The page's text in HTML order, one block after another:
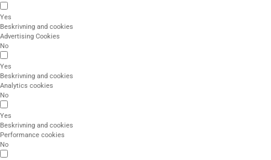
Yes
Beskrivning and cookies
Advertising Cookies
No
Yes
Beskrivning and cookies
Analytics cookies
No
Yes
Beskrivning and cookies
Performance cookies
No